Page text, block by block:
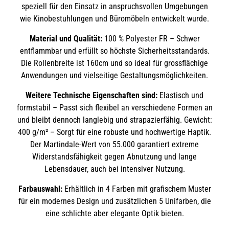
speziell für den Einsatz in anspruchsvollen Umgebungen
wie Kinobestuhlungen und Büromöbeln entwickelt wurde.
Material und Qualität: 100 % Polyester FR – Schwer
entflammbar und erfüllt so höchste Sicherheitsstandards.
Die Rollenbreite ist 160cm und so ideal für grossflächige
Anwendungen und vielseitige Gestaltungsmöglichkeiten.
Weitere Technische Eigenschaften sind: Elastisch und
formstabil – Passt sich flexibel an verschiedene Formen an
und bleibt dennoch langlebig und strapazierfähig. Gewicht:
400 g/m² – Sorgt für eine robuste und hochwertige Haptik.
Der Martindale-Wert von 55.000 garantiert extreme
Widerstandsfähigkeit gegen Abnutzung und lange
Lebensdauer, auch bei intensiver Nutzung.
Farbauswahl: Erhältlich in 4 Farben mit grafischem Muster
für ein modernes Design und zusätzlichen 5 Unifarben, die
eine schlichte aber elegante Optik bieten.